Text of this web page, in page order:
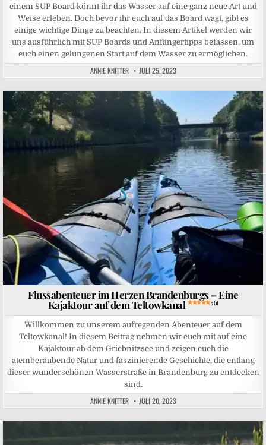
einem SUP Board könnt ihr das Wasser auf eine ganz neue Art und
Weise erleben. Doch bevor ihr euch auf das Board wagt, gibt es
einige wichtige Dinge zu beachten. In diesem Artikel werden wir
uns ausführlich mit SUP Boards und Anfängertipps befassen, um
euch einen gelungenen Start auf dem Wasser zu ermöglichen.
ANNIE KNITTER JULI 25, 2023
Flussabenteuer im Herzen Brandenburgs – Eine
Kajaktour auf dem Teltowkanal 5 (1)
Willkommen zu unserem aufregenden Abenteuer auf dem
Teltowkanal! In diesem Beitrag nehmen wir euch mit auf eine
Kajaktour ab dem Griebnitzsee und zeigen euch die
atemberaubende Natur und faszinierende Geschichte, die entlang
dieser wunderschönen Wasserstraße in Brandenburg zu entdecken
sind.
ANNIE KNITTER JULI 20, 2023